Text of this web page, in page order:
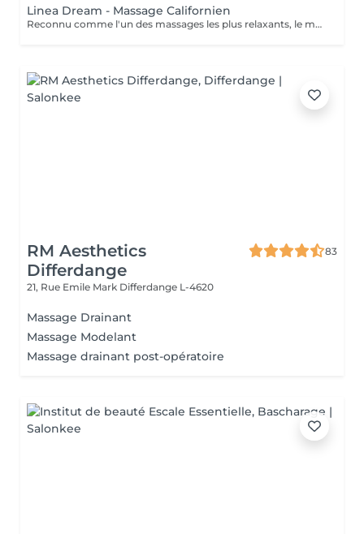
Linea Dream - Massage Californien
Reconnu comme l'un des massages les plus relaxants, le massage californien est un rituel complet qui allie douceur et efficacité. Les gestes fluides, continus et enveloppants, associés à des huiles tièdes, favorisent un lâcher-prise immédiat. Les tensions physiques se relâchent, l'esprit s'apaise et le corps retrouve équilibre et harmonie. Les bénéfices : Détente musculaire et émotionnelle Tensions débloquées en profondeur Amélioration de la circulation Sensation de bien-être global et abandon absolu Un rituel incontournable pour s'offrir un moment de relaxation profonde et retrouver sérénité et équilibre.
RM Aesthetics
Differdange
83
21, Rue Emile Mark Differdange L-4620
Massage Drainant
Massage Modelant
Massage drainant post-opératoire